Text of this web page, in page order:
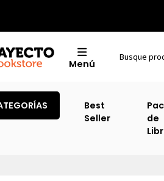
Menú
Best
Seller
de